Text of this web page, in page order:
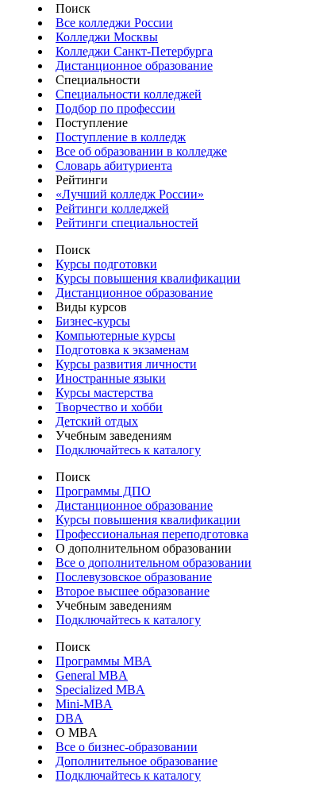
Поиск
Все колледжи России
Колледжи Москвы
Колледжи Санкт-Петербурга
Дистанционное образование
Специальности
Специальности колледжей
Подбор по профессии
Поступление
Поступление в колледж
Все об образовании в колледже
Словарь абитуриента
Рейтинги
«Лучший колледж России»
Рейтинги колледжей
Рейтинги специальностей
Поиск
Курсы подготовки
Курсы повышения квалификации
Дистанционное образование
Виды курсов
Бизнес-курсы
Компьютерные курсы
Подготовка к экзаменам
Курсы развития личности
Иностранные языки
Курсы мастерства
Творчество и хобби
Детский отдых
Учебным заведениям
Подключайтесь к каталогу
Поиск
Программы ДПО
Дистанционное образование
Курсы повышения квалификации
Профессиональная переподготовка
О дополнительном образовании
Все о дополнительном образовании
Послевузовское образование
Второе высшее образование
Учебным заведениям
Подключайтесь к каталогу
Поиск
Программы МВА
General MBA
Specialized MBA
Mini-MBA
DBA
О MBA
Все о бизнес-образовании
Дополнительное образование
Подключайтесь к каталогу